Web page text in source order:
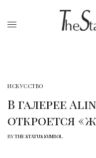
ИСКУССТВО
В галерее
откроется
BYTHE STATUS SYMBOL